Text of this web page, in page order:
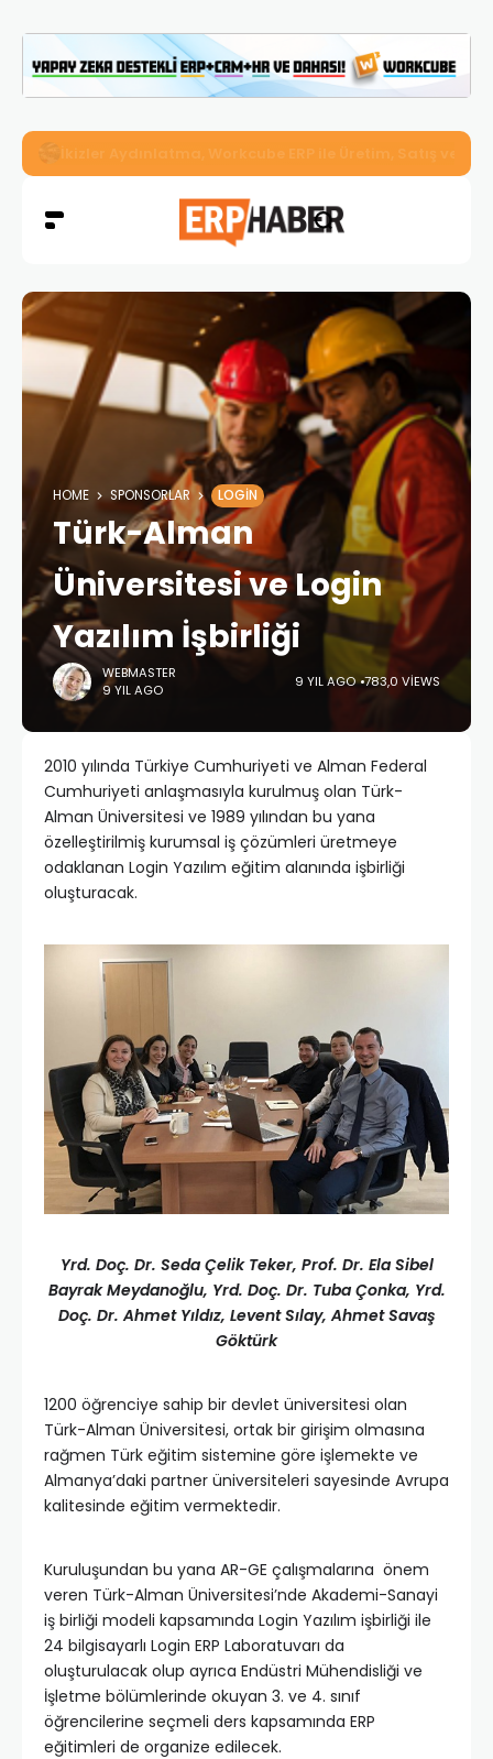
İkizler Aydınlatma, Workcube ERP ile Üretim, Satış ve
HOME SPONSORLAR LOGIN
Türk-Alman
Üniversitesi ve Login
Yazılım İşbirliği
WEBMASTER
9 YIL AGO
9 YIL AGO 783,0 VIEWS
2010 yılında Türkiye Cumhuriyeti ve Alman Federal
Cumhuriyeti anlaşmasıyla kurulmuş olan Türk-
Alman Üniversitesi ve 1989 yılından bu yana
özelleştirilmiş kurumsal iş çözümleri üretmeye
odaklanan Login Yazılım eğitim alanında işbirliği
oluşturacak.
Yrd. Doç. Dr. Seda Çelik Teker, Prof. Dr. Ela Sibel
Bayrak Meydanoğlu, Yrd. Doç. Dr. Tuba Çonka, Yrd.
Doç. Dr. Ahmet Yıldız, Levent Sılay, Ahmet Savaş
Göktürk
1200 öğrenciye sahip bir devlet üniversitesi olan
Türk-Alman Üniversitesi, ortak bir girişim olmasına
rağmen Türk eğitim sistemine göre işlemekte ve
Almanya’daki partner üniversiteleri sayesinde Avrupa
kalitesinde eğitim vermektedir.
Kuruluşundan bu yana AR-GE çalışmalarına önem
veren Türk-Alman Üniversitesi’nde Akademi-Sanayi
iş birliği modeli kapsamında Login Yazılım işbirliği ile
24 bilgisayarlı Login ERP Laboratuvarı da
oluşturulacak olup ayrıca Endüstri Mühendisliği ve
İşletme bölümlerinde okuyan 3. ve 4. sınıf
öğrencilerine seçmeli ders kapsamında ERP
eğitimleri de organize edilecek.